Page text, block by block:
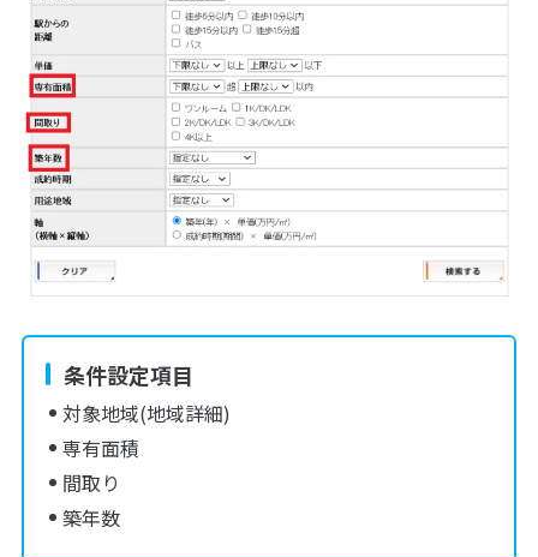
条件設定項目
対象地域(地域詳細)
専有面積
間取り
築年数